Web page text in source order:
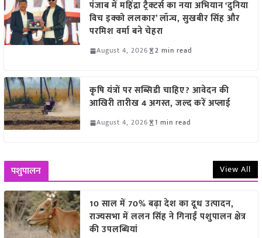
पंजाब में महिंद्रा ट्रैक्टर्स का नया अभियान ‘दुनिया
विच इक्को ललकार’ लॉन्च, सुखबीर सिंह और
परमिश वर्मा बने चेहरा
August 4, 2026 2 min read
कृषि यंत्रों पर सब्सिडी चाहिए? आवेदन की
आखिरी तारीख 4 अगस्त, जल्द करें अप्लाई
August 4, 2026 1 min read
पशुपालन View All
10 साल में 70% बढ़ा देश का दूध उत्पादन,
राज्यसभा में ललन सिंह ने गिनाईं पशुपालन क्षेत्र
की उपलब्धियां